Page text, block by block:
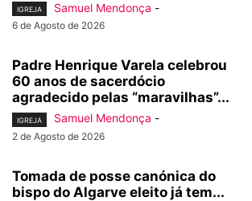
IGREJA Samuel Mendonça -
6 de Agosto de 2026
Padre Henrique Varela celebrou
60 anos de sacerdócio
agradecido pelas “maravilhas”...
IGREJA Samuel Mendonça -
2 de Agosto de 2026
Tomada de posse canónica do
bispo do Algarve eleito já tem...